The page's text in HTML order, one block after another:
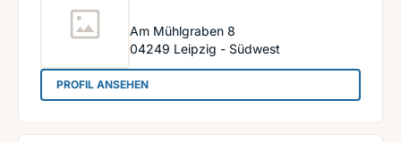
Am Mühlgraben 8
04249 Leipzig - Südwest
PROFIL ANSEHEN: Fleischer Reinhard